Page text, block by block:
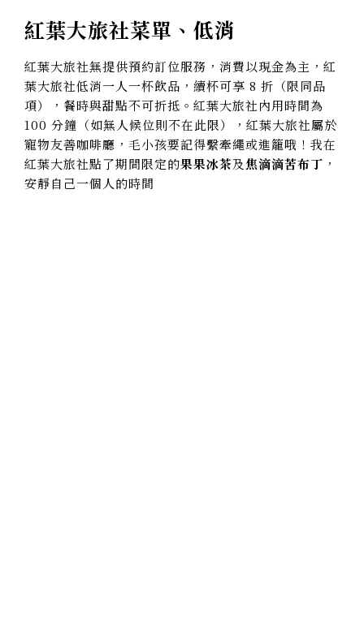
紅葉大旅社菜單、低消
紅葉大旅社無提供預約訂位服務，消費以現金為主，紅
葉大旅社低消一人一杯飲品，續杯可享 8 折（限同品
項），餐時與甜點不可折抵。紅葉大旅社內用時間為
100 分鐘（如無人候位則不在此限），紅葉大旅社屬於
寵物友善咖啡廳，毛小孩要記得繫牽繩或進籠哦！我在
紅葉大旅社點了期間限定的果果冰茶及焦滴滴苦布丁 ，
安靜自己一個人的時間